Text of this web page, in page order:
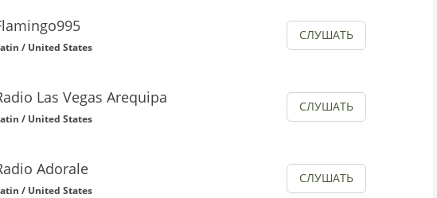
/ United States
СЛУШАТЬ
Las Vegas Arequipa
/ United States
СЛУШАТЬ
Adorale
/ United States
СЛУШАТЬ